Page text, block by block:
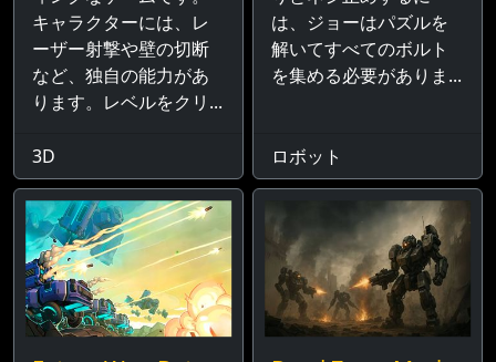
キャラクターには、レ
ーザー射撃や壁の切断
など、独自の能力があ
ります。レベルをクリ...
3D
は、ジョーはパズルを
解いてすべてのボルト
を集める必要がありま...
ロボット